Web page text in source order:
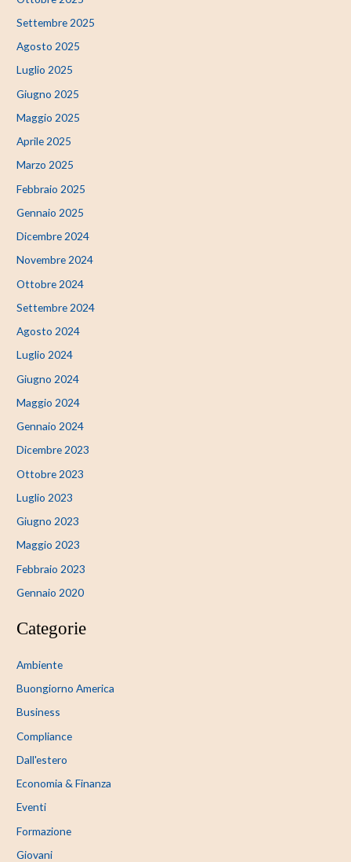
Settembre 2025
Agosto 2025
Luglio 2025
Giugno 2025
Maggio 2025
Aprile 2025
Marzo 2025
Febbraio 2025
Gennaio 2025
Dicembre 2024
Novembre 2024
Ottobre 2024
Settembre 2024
Agosto 2024
Luglio 2024
Giugno 2024
Maggio 2024
Gennaio 2024
Dicembre 2023
Ottobre 2023
Luglio 2023
Giugno 2023
Maggio 2023
Febbraio 2023
Gennaio 2020
Categorie
Ambiente
Buongiorno America
Business
Compliance
Dall'estero
Economia & Finanza
Eventi
Formazione
Giovani